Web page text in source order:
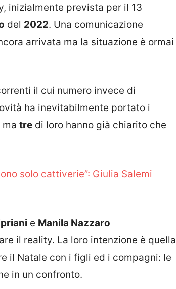
inizialmente prevista per il 13
del 2022. Una comunicazione
arrivata ma la situazione è ormai
il cui numero invece di
ha inevitabilmente portato i
tre di loro hanno già chiarito che
solo cattiverie”: Giulia Salemi
e Manila Nazzaro
il reality. La loro intenzione è quella
il Natale con i figli ed i compagni: le
in un confronto.